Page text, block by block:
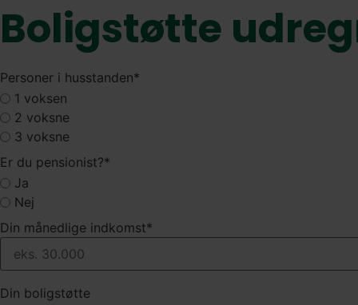
Boligstøtte
Personer i husstanden*
1 voksen
2 voksne
3 voksne
Er du pensionist?*
Ja
Nej
Din månedlige indkomst*
Din boligstøtte